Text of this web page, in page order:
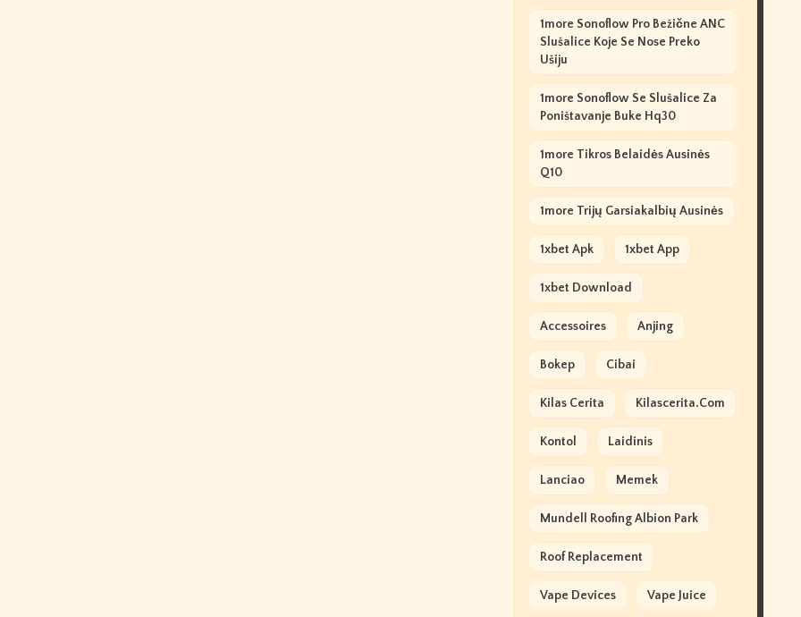
1more Sonoflow Pro Bežične ANC
Slušalice Koje Se Nose Preko
Ušiju
1more Sonoflow Se Slušalice Za
Poništavanje Buke Hq30
1more Tikros Belaidės Ausinės
Q10
1more Trijų Garsiakalbių Ausinės
1xbet Apk 1xbet App
1xbet Download
Accessoires Anjing
Bokep Cibai
Kilas Cerita Kilascerita.com
Kontol Laidinis
Lanciao Memek
Mundell Roofing Albion Park
Roof Replacement
Vape Devices Vape Juice